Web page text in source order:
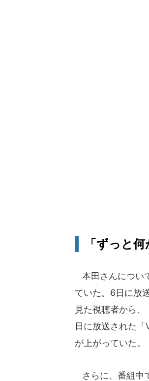
「ずっと
本田さんについ
ていた。6日に放
見た視聴者から
日に放送された
が上がっていた。
さらに、番組中